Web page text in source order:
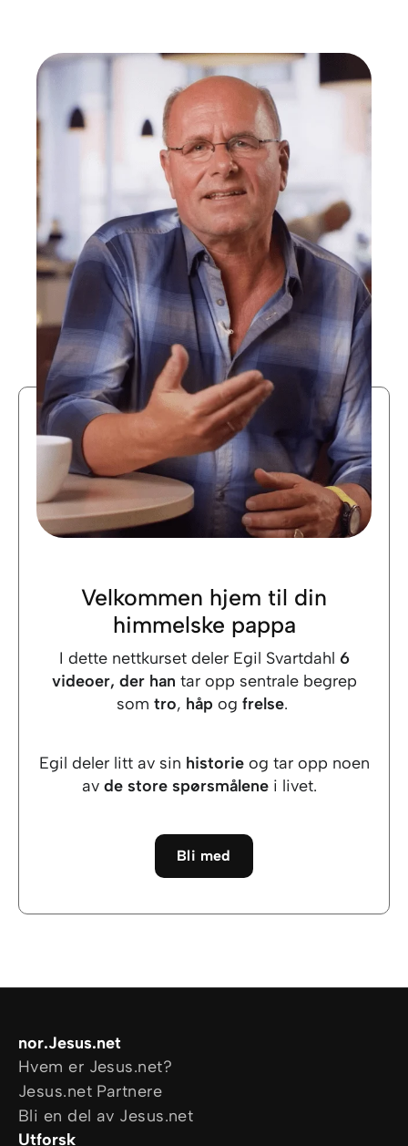
Velkommen hjem til din
himmelske pappa
I dette nettkurset deler Egil Svartdahl 6
videoer, der han tar opp sentrale begrep
som tro, håp og frelse.
Egil deler litt av sin historieog tar opp noen
av de store spørsmålene i livet.
Bli med
nor.Jesus.net
Hvem er Jesus.net?
Jesus.net Partnere
Bli en del av Jesus.net
Utforsk